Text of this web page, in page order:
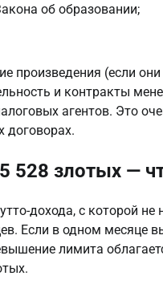
об образовании;
произведения (если
и контракты
агентов. Это
договорах.
злотых —
дохода, с которой
Если в одном месяце
лимита